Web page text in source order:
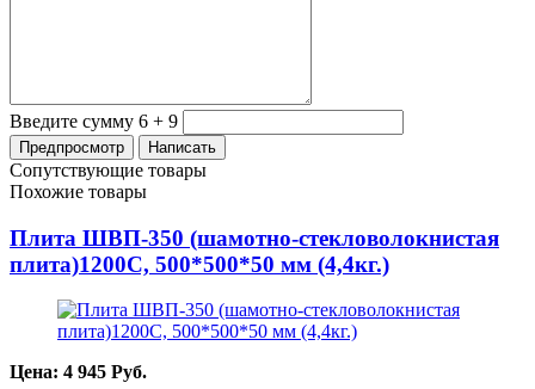
Введите сумму 6 + 9
Сопутствующие товары
Похожие товары
Плита ШВП-350 (шамотно-стекловолокнистая
плита)1200С, 500*500*50 мм (4,4кг.)
Цена: 4 945 Руб.